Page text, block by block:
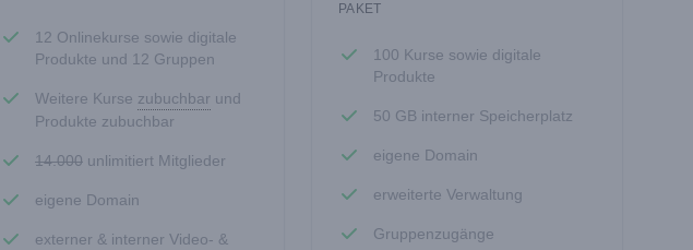
12 Onlinekurse sowie digitale
Produkte und 12 Gruppen
Weitere Kurse zubuchbar und
Produkte zubuchbar
14.000 unlimitiert Mitglieder
eigene Domain
externer & interner Video- &
PAKET
100 Kurse sowie digitale
Produkte
50 GB interner Speicherplatz
eigene Domain
erweiterte Verwaltung
Gruppenzugänge